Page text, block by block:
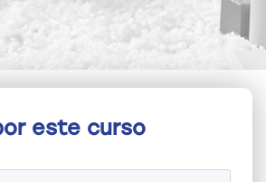
este curso